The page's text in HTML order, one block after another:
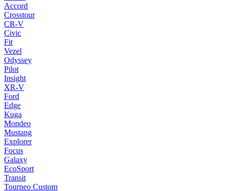
Accord
Crosstour
CR-V
Civic
Fit
Vezel
Odyssey
Pilot
Insight
XR-V
Ford
Edge
Kuga
Mondeo
Mustang
Explorer
Focus
Galaxy
EcoSport
Transit
Tourneo Custom